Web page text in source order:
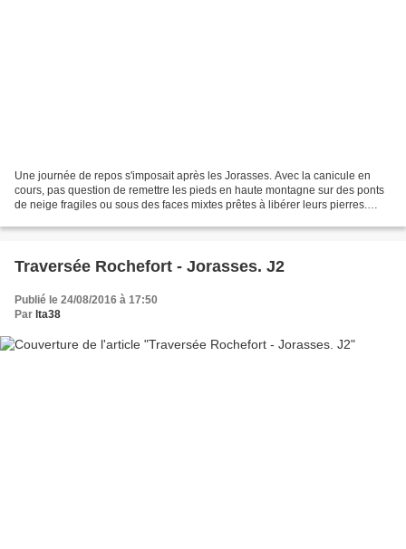
Une journée de repos s'imposait après les Jorasses. Avec la canicule en
cours, pas question de remettre les pieds en haute montagne sur des ponts
de neige fragiles ou sous des faces mixtes prêtes à libérer leurs pierres.
Traversée Rochefort - Jorasses. J2
Publié le 24/08/2016 à 17:50
Par lta38